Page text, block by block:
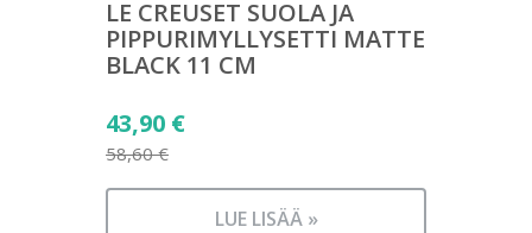
LE CREUSET SUOLA JA
PIPPURIMYLLYSETTI MATTE
BLACK 11 CM
58,60€
Alkuperäinen
hinta
oli:
43,90 €
Nykyinen
LUE LISÄÄ »